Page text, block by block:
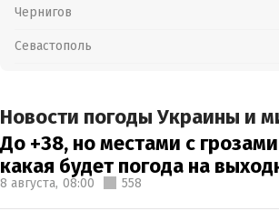
Чернигов
Севастополь
Новости погоды Украины и
До +38, но местами с
какая будет погода на
8 августа, 08:00 558